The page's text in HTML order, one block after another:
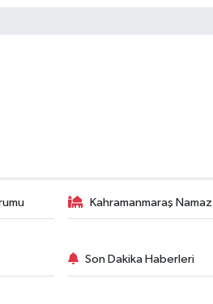
Kahramanmaraş
Son Dakika Haberleri